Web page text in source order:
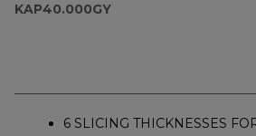
KAP40.000GY
6 SLICING THICKNESSES